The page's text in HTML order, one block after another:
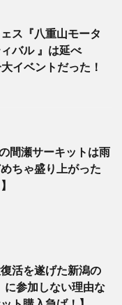
ス『八重山モータ
バル 』は延べ
イベントだった！
間瀬サーキットは雨
ちゃ盛り上がった
活を遂げた新潟の
に参加しない理由な